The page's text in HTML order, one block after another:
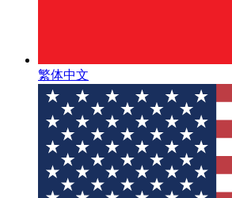
繁体中文